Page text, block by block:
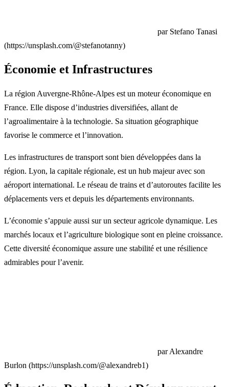
par Stefano Tanasi
(https://unsplash.com/@stefanotanny)
Économie et Infrastructures
La région Auvergne-Rhône-Alpes est un moteur économique en
France. Elle dispose d’industries diversifiées, allant de
l’agroalimentaire à la technologie. Sa situation géographique
favorise le commerce et l’innovation.
Les infrastructures de transport sont bien développées dans la
région. Lyon, la capitale régionale, est un hub majeur avec son
aéroport international. Le réseau de trains et d’autoroutes facilite les
déplacements vers et depuis les départements environnants.
L’économie s’appuie aussi sur un secteur agricole dynamique. Les
marchés locaux et l’agriculture biologique sont en pleine croissance.
Cette diversité économique assure une stabilité et une résilience
admirables pour l’avenir.
par Alexandre
Burlon (https://unsplash.com/@alexandreb1)